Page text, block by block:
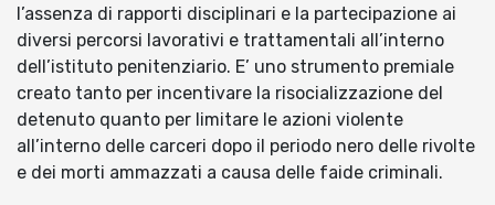
l’assenza di rapporti disciplinari e la partecipazione ai
diversi percorsi lavorativi e trattamentali all’interno
dell’istituto penitenziario. E’ uno strumento premiale
creato tanto per incentivare la risocializzazione del
detenuto quanto per limitare le azioni violente
all’interno delle carceri dopo il periodo nero delle rivolte
e dei morti ammazzati a causa delle faide criminali.